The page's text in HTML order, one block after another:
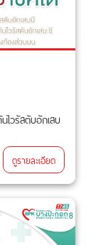
วรัสตับอักเสบ
ดูรายละเอียด